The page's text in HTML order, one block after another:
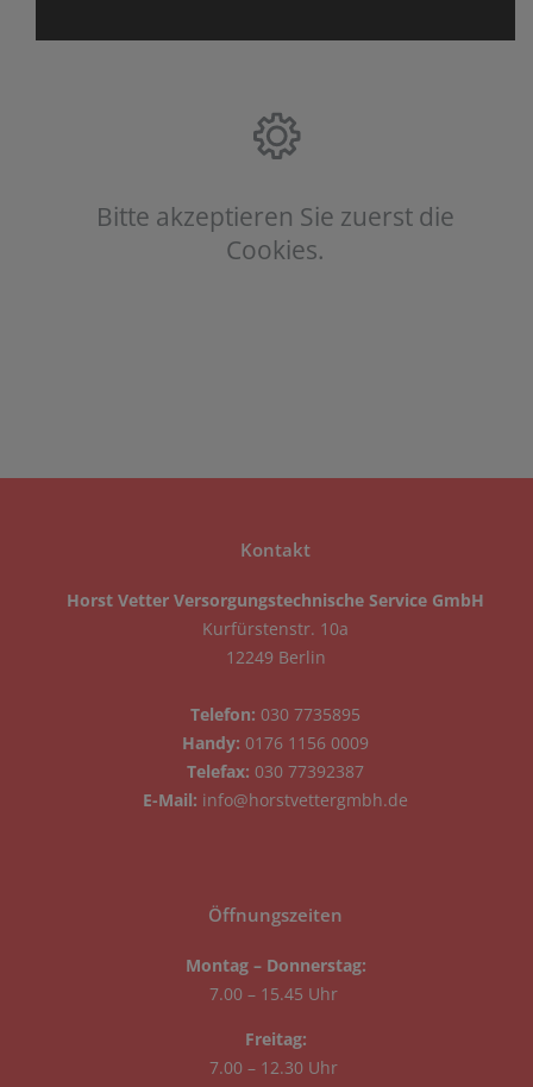
Bitte akzeptieren Sie zuerst die
Cookies.
Kontakt
Horst Vetter Versorgungstechnische Service GmbH
Kurfürstenstr. 10a
12249 Berlin
Telefon: 030 7735895
Handy: 0176 1156 0009
Telefax: 030 77392387
E-Mail: info@horstvettergmbh.de
Öffnungszeiten
Montag – Donnerstag:
7.00 – 15.45 Uhr
Freitag:
7.00 – 12.30 Uhr